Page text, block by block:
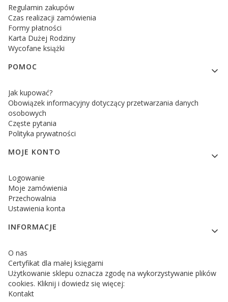
Regulamin zakupów
Czas realizacji zamówienia
Formy płatności
Karta Dużej Rodziny
Wycofane książki
POMOC
Jak kupować?
Obowiązek informacyjny dotyczący przetwarzania danych
osobowych
Częste pytania
Polityka prywatności
MOJE KONTO
Logowanie
Moje zamówienia
Przechowalnia
Ustawienia konta
INFORMACJE
O nas
Certyfikat dla małej księgarni
Użytkowanie sklepu oznacza zgodę na wykorzystywanie plików
cookies. Kliknij i dowiedz się więcej:
Kontakt